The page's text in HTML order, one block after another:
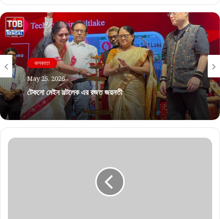
কলকাতা
May 25, 2026
টেকনো মেইন সল্টলেক এর রজত জয়ন্তী